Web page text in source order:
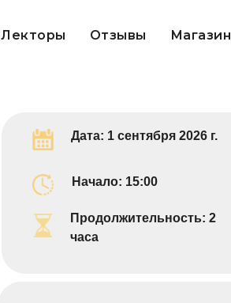
Лекторы Отзывы Магазин
Дата: 1 сентября 2026 г.
Продолжительность: 2
часа
Начало: 15:00